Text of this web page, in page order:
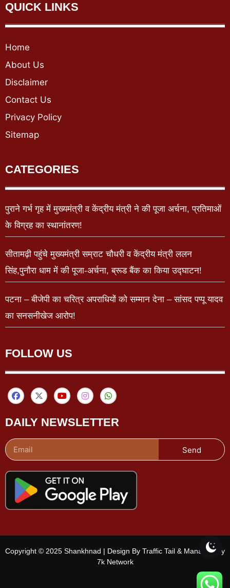
QUICK LINKS
Home
About Us
Disclaimer
Contact Us
Privacy Policy
Sitemap
CATEGORIES
पुराने गर्भ गृह में मुख्यमंत्री व केंद्रीय मंत्री ने की पूजा अर्चना, प्रतिमाओं
के विग्रह का स्थानांतरण!
सीतामढ़ी पहुंचे मुख्यमंत्री सम्राट चौधरी व केंद्रीय मंत्री ललन
सिंह,पुनौरा धाम में की पूजा-अर्चना, ब्रूड बैंक का किया उद्घाटन!
पटना – बीजेपी का चरित्र अपराधियों को सम्मान देना – सांसद पप्पू यादव
का सनसनीखेज आरोप!
FOLLOW US
DAILY NEWSLETTER
Send
Copyright © 2025 Shankhnad | Design By Traffic Tail & Managed By
7k Network